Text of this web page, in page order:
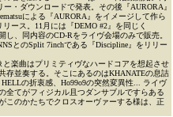
・ダウンロードで発表。その後『AURORA』
による『AURORA』をイメージして作ら
リース。11月には『DEMO #2』を同じく
し、同内容のCD-Rをライヴ会場のみで販売。
とのSplit 7inchである『Discipline』をリリー
楽曲はプリミティヴなハードコアを想起させ
存並奏する。そこにあるのはKHANATEの息詰
の折衷感、Ho99o9の突然変異性... ライヴ
全てがフィジカル且つダンサブルですらある
このかたちでクロスオーヴァーする様は、正